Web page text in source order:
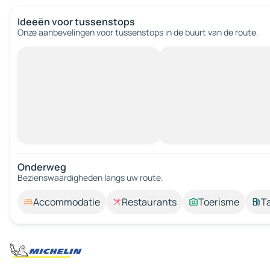
Ideeën voor tussenstops
Onze aanbevelingen voor tussenstops in de buurt van de route.
Onderweg
Bezienswaardigheden langs uw route.
Accommodatie Restaurants Toerisme